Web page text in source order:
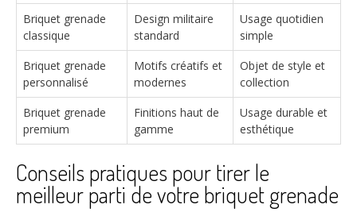
Briquet grenade
classique
Design militaire
standard
Usage quotidien
simple
Briquet grenade
personnalisé
Motifs créatifs et
modernes
Objet de style et
collection
Briquet grenade
premium
Finitions haut de
gamme
Usage durable et
esthétique
Conseils pratiques pour tirer le
meilleur parti de votre briquet grenade